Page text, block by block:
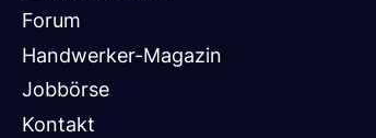
Forum
Handwerker-Magazin
Jobbörse
Kontakt